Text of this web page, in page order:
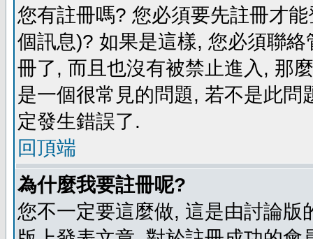
您有註冊嗎? 您必須要先註冊才
個訊息)? 如果是這樣, 您必須聯
冊了, 而且也沒有被禁止進入, 那
是一個很常見的問題, 若不是此
定發生錯誤了.
回頂端
為什麼我要註冊呢?
您不一定要這麼做, 這是由討論